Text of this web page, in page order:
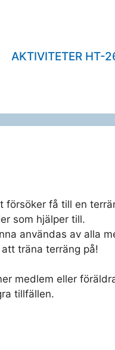
AKTIVITETER HT-
få till en
som hjälper till.
användas av alla
träna terräng på!
medlem eller
tillfällen.